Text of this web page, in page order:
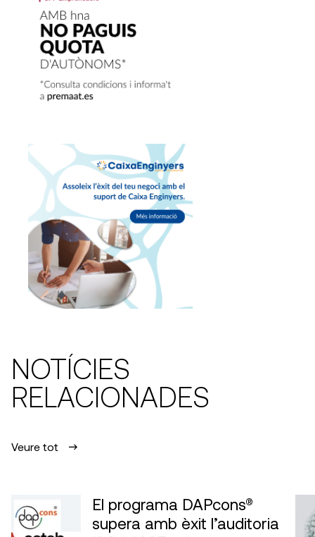
NOTÍCIES
RELACIONADES
Veure tot
El programa DAPcons®
supera amb èxit l’auditoria